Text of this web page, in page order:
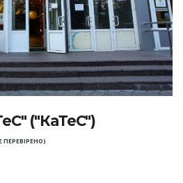
("КаТеС")
ПЕРЕВІРЕНО)